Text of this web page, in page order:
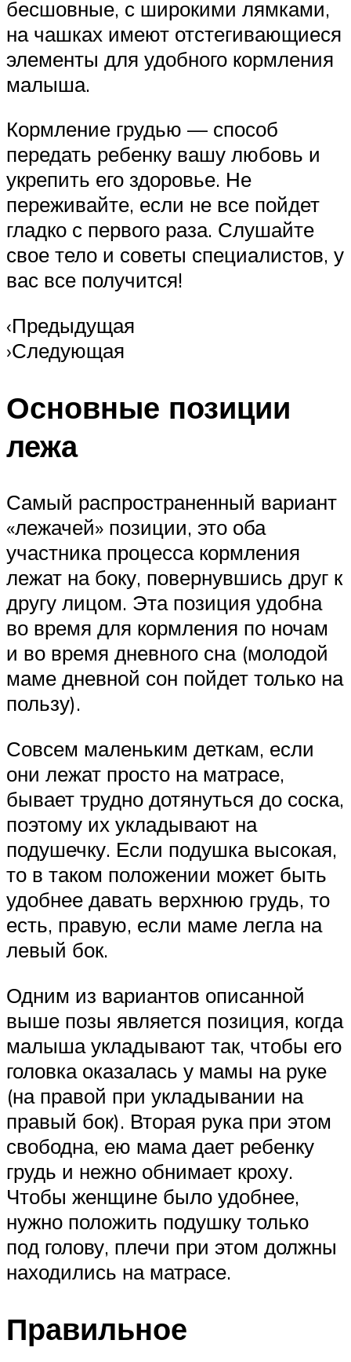
бесшовные, с широкими лямками,
на чашках имеют отстегивающиеся
элементы для удобного кормления
малыша.
Кормление грудью — способ
передать ребенку вашу любовь и
укрепить его здоровье. Не
переживайте, если не все пойдет
гладко с первого раза. Слушайте
свое тело и советы специалистов, у
вас все получится!
‹Предыдущая
›Следующая
Основные позиции
лежа
Самый распространенный вариант
«лежачей» позиции, это оба
участника процесса кормления
лежат на боку, повернувшись друг к
другу лицом. Эта позиция удобна
во время для кормления по ночам
и во время дневного сна (молодой
маме дневной сон пойдет только на
пользу).
Совсем маленьким деткам, если
они лежат просто на матрасе,
бывает трудно дотянуться до соска,
поэтому их укладывают на
подушечку. Если подушка высокая,
то в таком положении может быть
удобнее давать верхнюю грудь, то
есть, правую, если маме легла на
левый бок.
Одним из вариантов описанной
выше позы является позиция, когда
малыша укладывают так, чтобы его
головка оказалась у мамы на руке
(на правой при укладывании на
правый бок). Вторая рука при этом
свободна, ею мама дает ребенку
грудь и нежно обнимает кроху.
Чтобы женщине было удобнее,
нужно положить подушку только
под голову, плечи при этом должны
находились на матрасе.
Правильное